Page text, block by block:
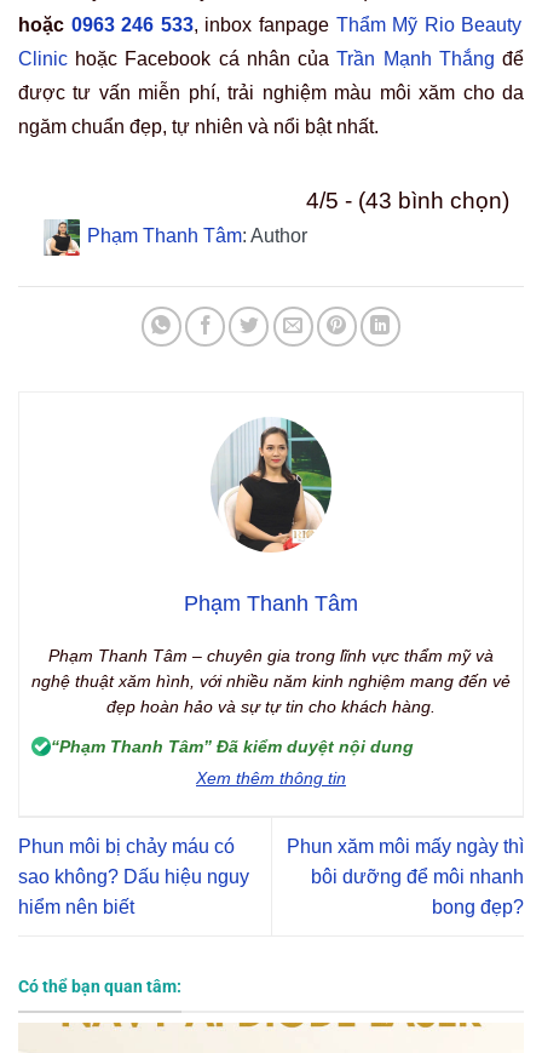
hoặc 0963 246 533, inbox fanpage Thẩm Mỹ Rio Beauty
Clinic hoặc Facebook cá nhân của Trần Mạnh Thắng để
được tư vấn miễn phí, trải nghiệm màu môi xăm cho da
ngăm chuẩn đẹp, tự nhiên và nổi bật nhất.
4/5 - (43 bình chọn)
Phạm Thanh Tâm: Author
Phạm Thanh Tâm
Phạm Thanh Tâm – chuyên gia trong lĩnh vực thẩm mỹ và
nghệ thuật xăm hình, với nhiều năm kinh nghiệm mang đến vẻ
đẹp hoàn hảo và sự tự tin cho khách hàng.
“Phạm Thanh Tâm” Đã kiểm duyệt nội dung
Xem thêm thông tin
Phun môi bị chảy máu có
sao không? Dấu hiệu nguy
hiểm nên biết
Phun xăm môi mấy ngày thì
bôi dưỡng để môi nhanh
bong đẹp?
Có thể bạn quan tâm: